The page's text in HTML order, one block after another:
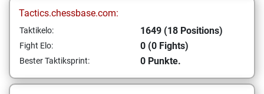
Tactics.chessbase.com:
Taktikelo: 1649 (18 Positions)
Fight Elo: 0 (0 Fights)
Bester Taktiksprint: 0 Punkte.